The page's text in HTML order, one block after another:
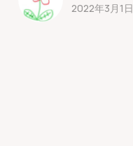
2022年3月1日